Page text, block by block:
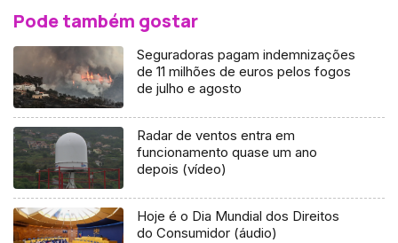
Pode também gostar
Seguradoras pagam indemnizações
de 11 milhões de euros pelos fogos
de julho e agosto
Radar de ventos entra em
funcionamento quase um ano
depois (vídeo)
Hoje é o Dia Mundial dos Direitos
do Consumidor (áudio)